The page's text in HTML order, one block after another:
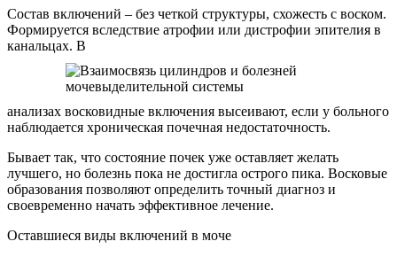
Состав включений – без четкой структуры, схожесть с воском.
Формируется вследствие атрофии или дистрофии эпителия в
канальцах. В
анализах восковидные включения высеивают, если у больного
наблюдается хроническая почечная недостаточность.
Бывает так, что состояние почек уже оставляет желать
лучшего, но болезнь пока не достигла острого пика. Восковые
образования позволяют определить точный диагноз и
своевременно начать эффективное лечение.
Оставшиеся виды включений в моче